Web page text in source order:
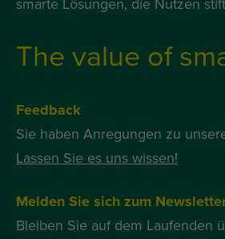
smarte Lösungen, die Nutzen
The value of
Feedback
Sie haben Anregungen zu
Lassen Sie es uns wissen!
Melden Sie sich zum
Bleiben Sie auf dem Laufenden